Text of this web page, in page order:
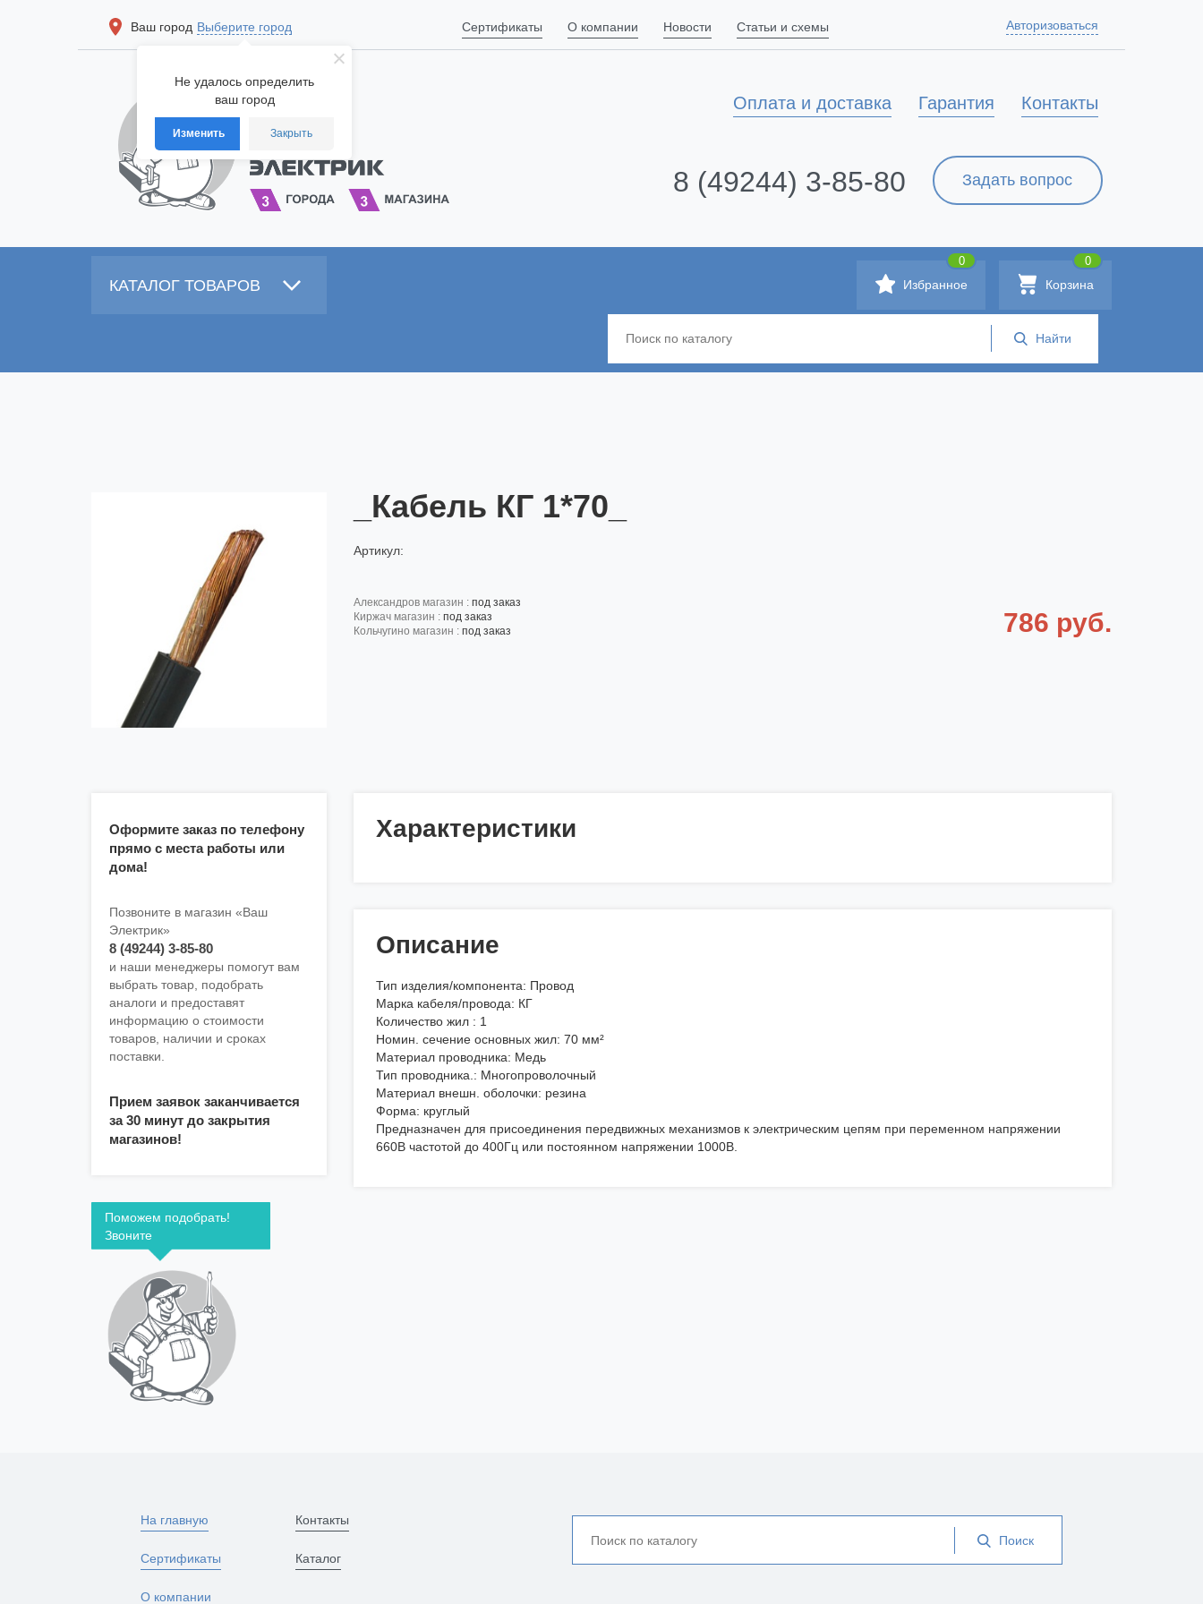
Не удалось определить
ваш город
Изменить Закрыть
Ваш город Выберите город Сертификаты О компании Новости Статьи и схемы Авторизоваться
Контакты
Гарантия
Оплата и доставка
Задать вопрос
8 (49244) 3-85-80
КАТАЛОГ ТОВАРОВ Корзина
0
Избранное
0
_Кабель КГ 1*70_
Артикул:
александров магазин : под заказ
киржач магазин : под заказ
кольчугино магазин : под заказ 786 руб.
Оформите заказ по телефону
прямо с места работы или
дома!
Позвоните в магазин «Ваш
Электрик»
8 (49244) 3-85-80
и наши менеджеры помогут вам
выбрать товар, подобрать
аналоги и предоставят
информацию о стоимости
товаров, наличии и сроках
поставки.
Прием заявок заканчивается
за 30 минут до закрытия
магазинов!
Поможем подобрать!
Звоните
Характеристики
Описание
Тип изделия/компонента: Провод
Марка кабеля/провода: КГ
Количество жил : 1
Номин. сечение основных жил: 70 мм²
Материал проводника: Медь
Тип проводника.: Многопроволочный
Материал внешн. оболочки: резина
Форма: круглый
Предназначен для присоединения передвижных механизмов к электрическим цепям при переменном напряжении
660В частотой до 400Гц или постоянном напряжении 1000В.
На главную
Сертификаты
О компании
Контакты
Каталог